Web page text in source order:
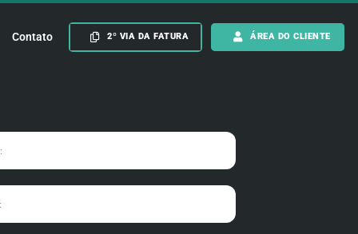
Contato 2º VIA DA FATURA ÁREA DO CLIENTE